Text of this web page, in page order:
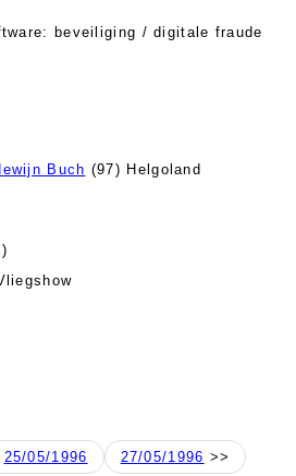
beveiliging / digitale fraude
Buch (97) Helgoland
25/05/1996 27/05/1996 >>